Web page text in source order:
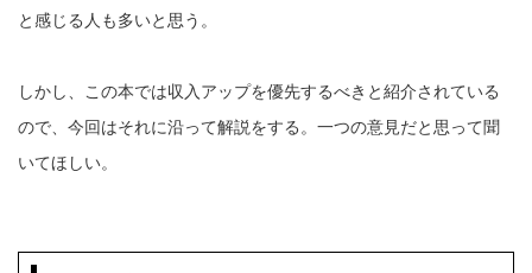
と感じる人も多いと思う。
しかし、この本では収入アップを優先するべきと紹介されている
ので、今回はそれに沿って解説をする。一つの意見だと思って聞
いてほしい。